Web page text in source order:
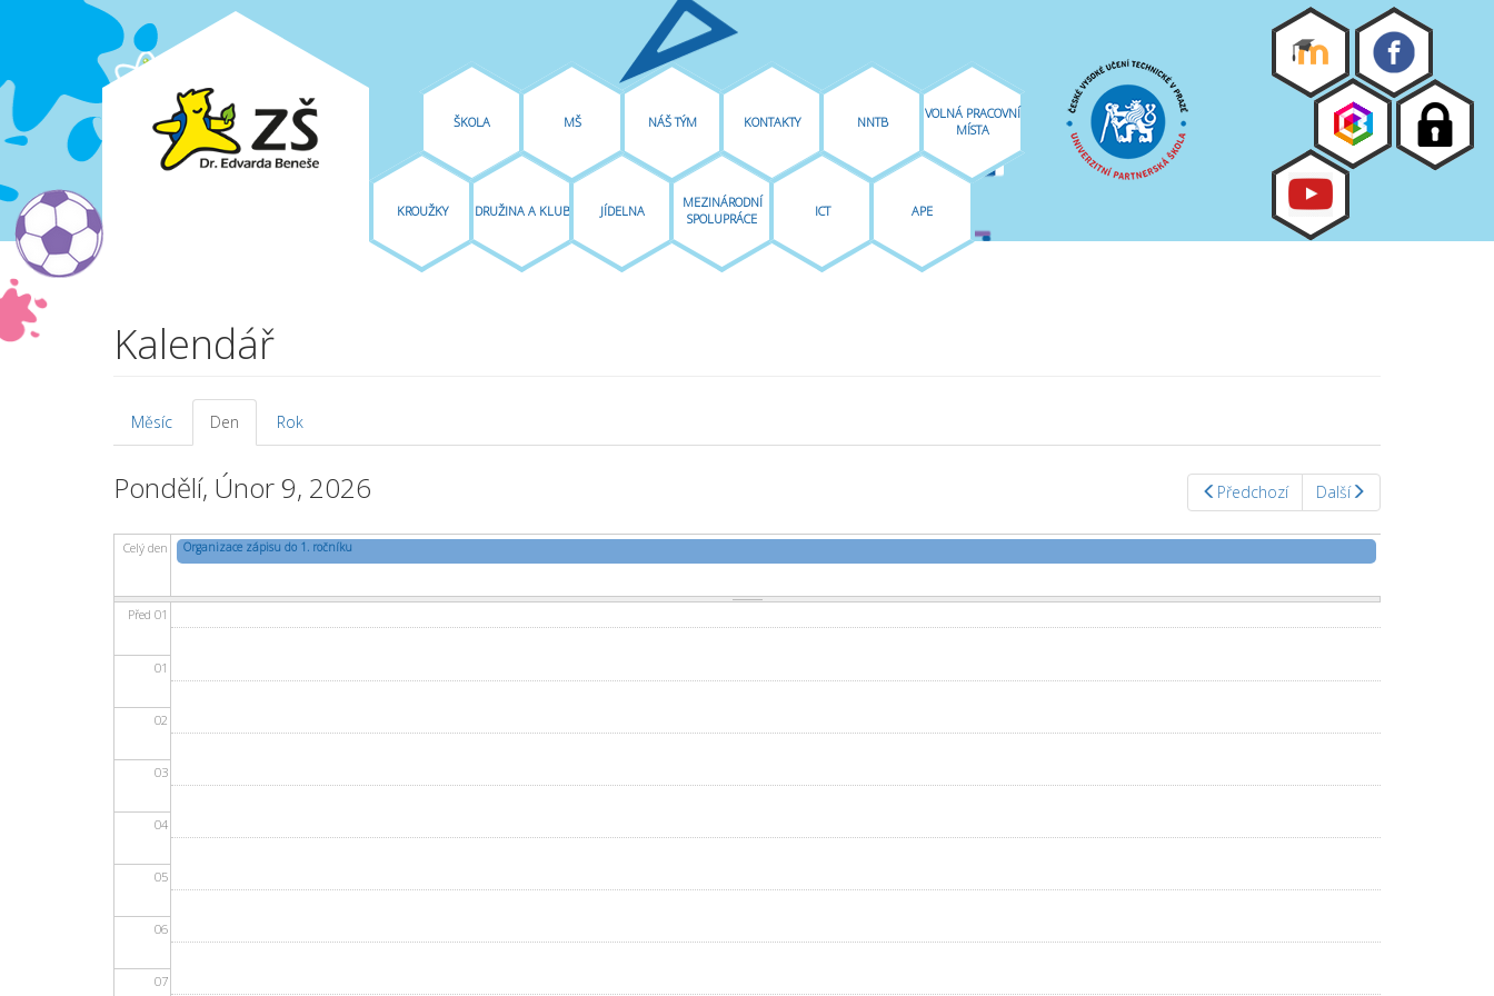
Přejít k hlavnímu obsahu
KROUŽKY
ŠKOLA
DRUŽINA A KLUB JÍDELNA
MEZINÁRODNÍ
SPOLUPRÁCE
NÁŠ TÝM KONTAKTY
ICT APE
MŠ NNTB
VOLNÁ PRACOVNÍ
MÍSTA
Kalendář
Hlavní záložky
Měsíc Den (aktivní
záložka)
Rok
Předchozí Další
Pondělí, Únor 9, 2026
Celý den Organizace zápisu do 1. ročníku
Před 01
01
02
03
04
05
06
07